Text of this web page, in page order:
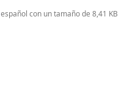
español con un tamaño de 8,41 KB